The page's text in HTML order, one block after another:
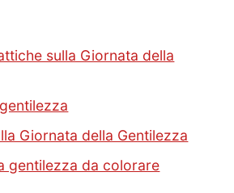
sulla Giornata della
Giornata della Gentilezza
gentilezza da colorare